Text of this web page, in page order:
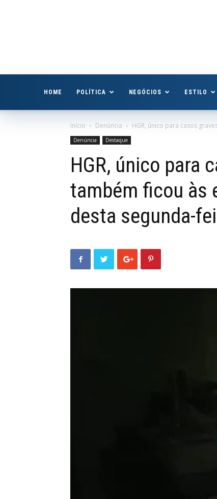
HOME POLÍTICA NEGÓCIOS ESTILO
Início Denúncia HGR, único para casos
Denúncia Destaque
HGR, único para
também ficou às
desta segunda-